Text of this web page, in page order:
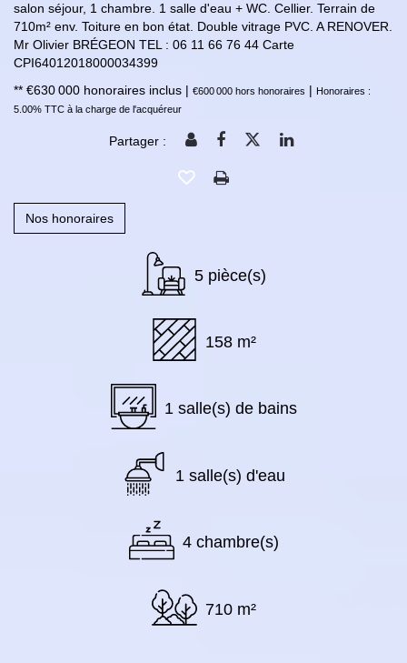
salon séjour, 1 chambre. 1 salle d'eau + WC. Cellier. Terrain de
710m² env. Toiture en bon état. Double vitrage PVC. A RENOVER.
Mr Olivier BRÉGEON TEL : 06 11 66 76 44 Carte
CPI64012018000034399
** €630 000 honoraires inclus | €600 000 hors honoraires | Honoraires :
5.00% TTC à la charge de l'acquéreur
Partager :
Nos honoraires
5 pièce(s)
158 m²
1 salle(s) de bains
1 salle(s) d'eau
4 chambre(s)
710 m²